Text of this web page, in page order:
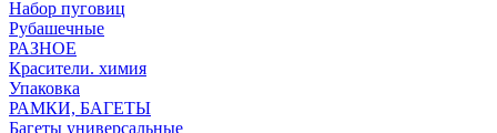
Набор пуговиц
Рубашечные
РАЗНОЕ
Красители. химия
Упаковка
РАМКИ, БАГЕТЫ
Багеты универсальные